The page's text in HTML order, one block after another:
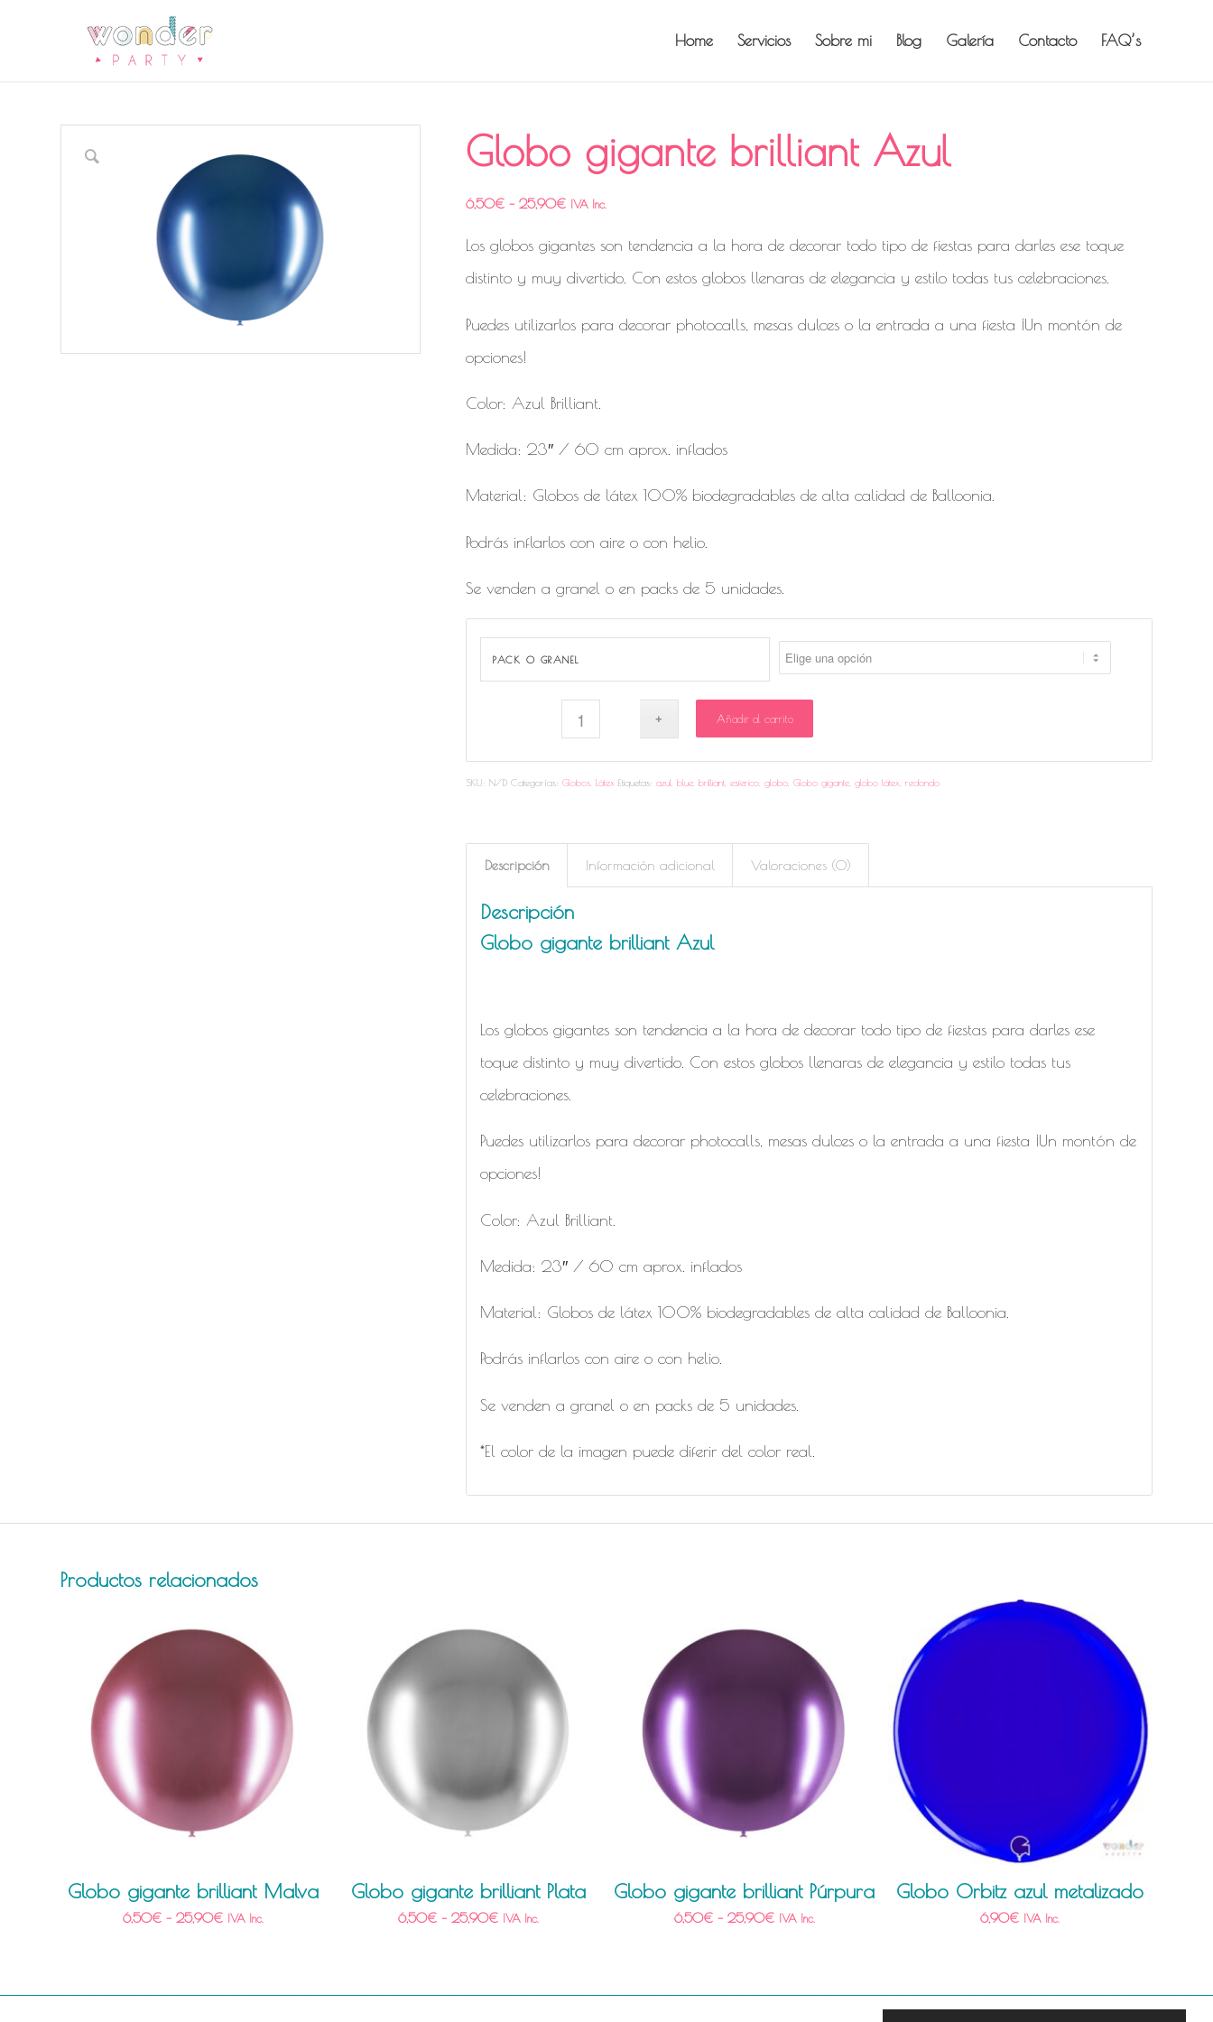
Home Servicios Sobre mi Blog Galería Contacto FAQ’s
Globo gigante brilliant Azul
6,50€ –25,90€ IVA Inc.
Los globos gigantes son tendencia a la hora de decorar todo tipo de fiestas para darles ese toque
distinto y muy divertido. Con estos globos llenaras de elegancia y estilo todas tus celebraciones.
Puedes utilizarlos para decorar photocalls, mesas dulces o la entrada a una fiesta ¡Un montón de
opciones!
Color: Azul Brilliant.
Medida: 23″ / 60 cm aprox. inflados
Material: Globos de látex 100% biodegradables de alta calidad de Balloonia.
Podrás inflarlos con aire o con helio.
Se venden a granel o en packs de 5 unidades.
PACK O GRANEL
Añadir al carrito
SKU:N/D Categorías:Globos ,Látex Etiquetas:azul ,blue ,brilliant ,esferico ,globo ,Globo gigante ,globo látex ,redondo
Descripción Información adicional Valoraciones (0)
Descripción
Globo gigante brilliant Azul
Los globos gigantes son tendencia a la hora de decorar todo tipo de fiestas para darles ese
toque distinto y muy divertido. Con estos globos llenaras de elegancia y estilo todas tus
celebraciones.
Puedes utilizarlos para decorar photocalls, mesas dulces o la entrada a una fiesta ¡Un montón de
opciones!
Color: Azul Brilliant.
Medida: 23″ / 60 cm aprox. inflados
Material: Globos de látex 100% biodegradables de alta calidad de Balloonia.
Podrás inflarlos con aire o con helio.
Se venden a granel o en packs de 5 unidades.
*El color de la imagen puede diferir del color real.
Productos relacionados
Globo gigante brilliant Malva
6,50€– 25,90€ IVA Inc.
Globo gigante brilliant Plata
6,50€ –25,90€ IVA Inc.
Globo gigante brilliant Púrpura
6,50€– 25,90€ IVA Inc.
Globo Orbitz azul metalizado
6,90€ IVA Inc.